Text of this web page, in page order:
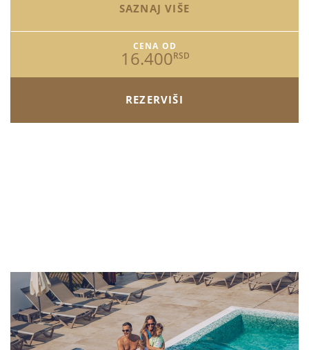
SAZNAJ VIŠE
CENA OD
16.400RSD
REZERVIŠI